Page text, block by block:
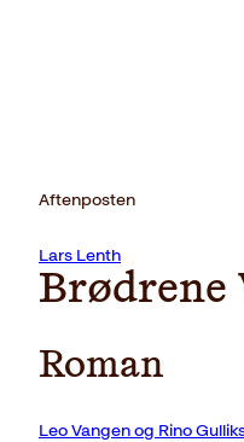
Aftenposten
Lars Lenth
Brødrene
Roman
Leo Vangen og Rino